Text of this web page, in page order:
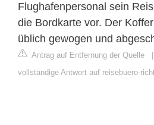
Flughafenpersonal sein
die Bordkarte vor. Der
üblich gewogen und
Antrag auf Entfernung der Quelle
vollständige Antwort auf reisebuero-